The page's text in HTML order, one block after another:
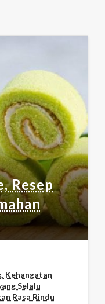
Resep
Kehangatan
Selalu
Rasa Rindu